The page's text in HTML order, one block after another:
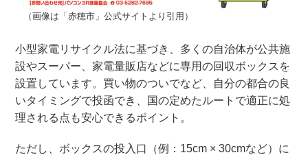
（画像は「赤穂市」公式サイトより引用）
小型家電リサイクル法に基づき、多くの自治体が公共施
設やスーパー、家電量販店などに専用の回収ボックスを
設置しています。買い物のついでなど、自分の都合の良
いタイミングで投函でき、国の定めたルートで適正に処
理される点も安心できるポイント。
ただし、ボックスの投入口（例：15cm × 30cmなど）に